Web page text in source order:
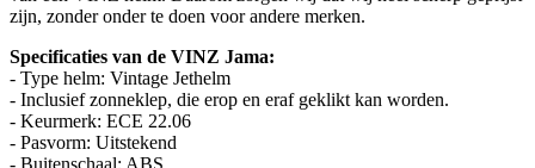
zijn, zonder onder te doen voor andere merken.
Specificaties van de VINZ Jama:
- Type helm: Vintage Jethelm
- Inclusief zonneklep, die erop en eraf geklikt kan worden.
- Keurmerk: ECE 22.06
- Pasvorm: Uitstekend
- Buitenschaal: ABS